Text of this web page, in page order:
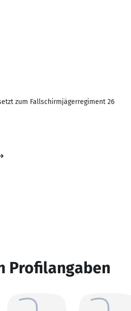
zum Fallschirmjägerregiment 26
Profilangaben